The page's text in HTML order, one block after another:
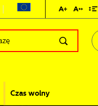
Czas wolny